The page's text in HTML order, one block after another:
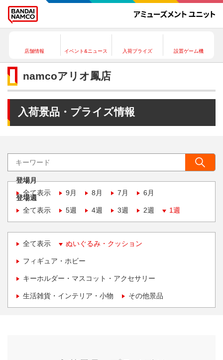
店舗情報 イベント&ニュース 入荷プライズ 設置ゲーム機
namcoアリオ鳳店
入荷景品・プライズ情報
登場月
全て表示
9月 8月 7月 6月
登場週
全て表示
5週 4週 3週 2週 1週
全て表示 ぬいぐるみ・クッション
フィギュア・ホビー
キーホルダー・マスコット・アクセサリー
生活雑貨・インテリア・小物 その他景品